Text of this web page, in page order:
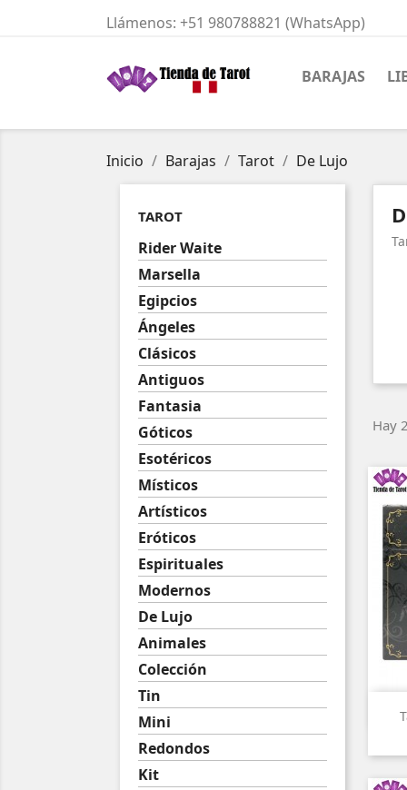
Llámenos: +51 980788821 (WhatsApp)
BARAJAS
Inicio Barajas Tarot De Lujo
TAROT
Rider Waite
Marsella
Egipcios
Ángeles
Clásicos
Antiguos
Fantasia
Góticos
Esotéricos
Místicos
Artísticos
Eróticos
Espirituales
Modernos
De Lujo
Animales
Colección
Tin
Mini
Redondos
Kit
Hay